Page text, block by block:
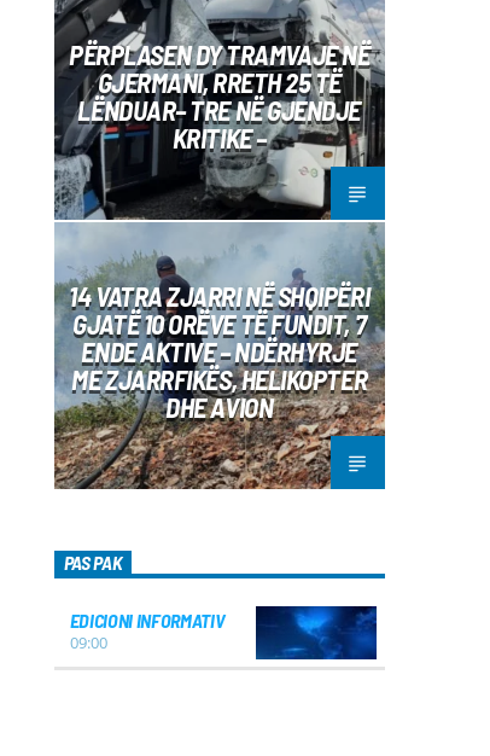
PËRPLASEN DY TRAMVAJE NË
GJERMANI, RRETH 25 TË
LËNDUAR– TRE NË GJENDJE
KRITIKE –
14 VATRA ZJARRI NË SHQIPËRI
GJATË 10 ORËVE TË FUNDIT, 7
ENDE AKTIVE – NDËRHYRJE
ME ZJARRFIKËS, HELIKOPTER
DHE AVION
PAS PAK
EDICIONI INFORMATIV
09:00